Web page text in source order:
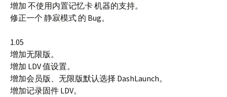
增加 不使用内置记忆卡 机器的支持。
修正一个 静寂模式 的 Bug。
1.05
增加无限版。
增加 LDV 值设置。
增加会员版、无限版默认选择 DashLaunch。
增加记录固件 LDV。